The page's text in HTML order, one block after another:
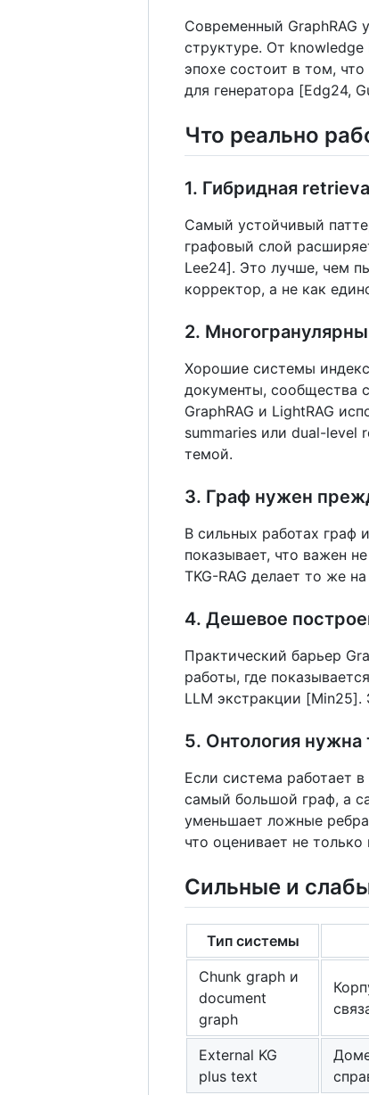
Современный GraphRAG
структуре. От
эпохе состоит в том,
для генератора [Edg24,
Что реально
1. Гибридная
Самый устойчивый
графовый слой
Lee24]. Это лучше, чем
корректор, а не как
2.
Хорошие системы
документы, сообщества
GraphRAG и LightRAG
summaries или dual-level
темой.
3. Граф нужен
В сильных работах граф
показывает, что важен
TKG-RAG делает то же
4. Дешевое
Практический барьер
работы, где
LLM экстракции
5. Онтология нужна
Если система работает
самый большой граф, а
уменьшает ложные
что оценивает не
Сильные и
Тип системы
Chunk graph и
document
graph
External KG
plus text